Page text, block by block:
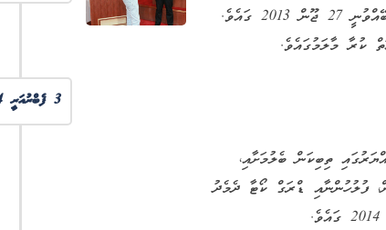
އެކަމުގެ އަގުވަޒަންކުރުމުގެ ގޮތުން އެންމެ ފުރަތަމަ ރަސްމިއްޔާތެއް ބޭއްވުނީ 27 ޖޫން 2013 ގައެވެ.
3 ފެބްރުއަރީ 2014
ތިބިކަން ބެލުމަށާއި،
ފުލުހުންނާއި ޑްރަގް ކޯޓާ ދެމެދު